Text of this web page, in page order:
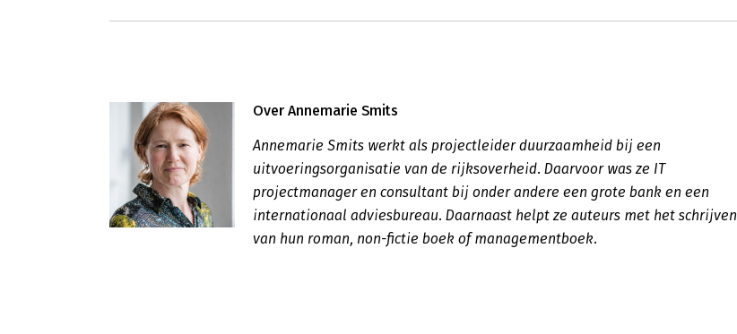
Over Annemarie Smits
Annemarie Smits werkt als projectleider duurzaamheid bij een
uitvoeringsorganisatie van de rijksoverheid. Daarvoor was ze IT
projectmanager en consultant bij onder andere een grote bank en een
internationaal adviesbureau. Daarnaast helpt ze auteurs met het schrijven
van hun roman, non-fictie boek of managementboek.